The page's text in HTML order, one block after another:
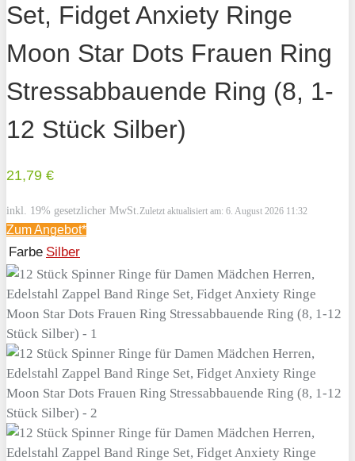
Set, Fidget Anxiety Ringe
Moon Star Dots Frauen Ring
Stressabbauende Ring (8, 1-
12 Stück Silber)
21,79 €
inkl. 19% gesetzlicher MwSt. Zuletzt aktualisiert am: 6. August 2026 11:32
ZumAngebot*
Farbe Silber